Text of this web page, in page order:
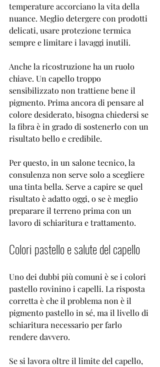
temperature accorciano la vita della
nuance. Meglio detergere con prodotti
delicati, usare protezione termica
sempre e limitare i lavaggi inutili.
Anche la ricostruzione ha un ruolo
chiave. Un capello troppo
sensibilizzato non trattiene bene il
pigmento. Prima ancora di pensare al
colore desiderato, bisogna chiedersi se
la fibra è in grado di sostenerlo con un
risultato bello e credibile.
Per questo, in un salone tecnico, la
consulenza non serve solo a scegliere
una tinta bella. Serve a capire se quel
risultato è adatto oggi, o se è meglio
preparare il terreno prima con un
lavoro di schiaritura e trattamento.
Colori pastello e salute del capello
Uno dei dubbi più comuni è se i colori
pastello rovinino i capelli. La risposta
corretta è che il problema non è il
pigmento pastello in sé, ma il livello di
schiaritura necessario per farlo
rendere davvero.
Se si lavora oltre il limite del capello,